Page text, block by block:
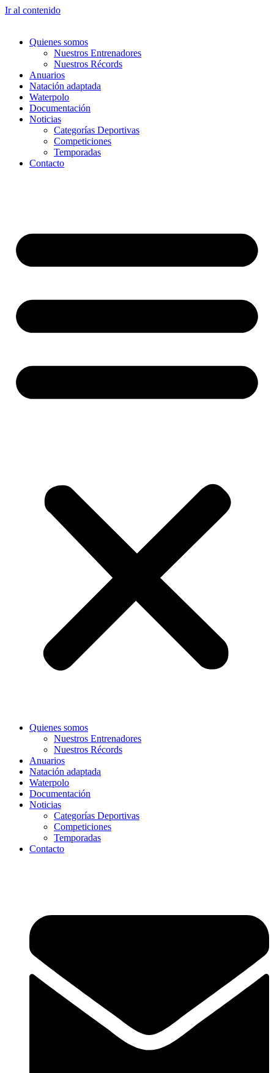
Ir al contenido
Quienes somos
Nuestros Entrenadores
Nuestros Récords
Anuarios
Natación adaptada
Waterpolo
Documentación
Noticias
Categorías Deportivas
Competiciones
Temporadas
Contacto
Quienes somos
Nuestros Entrenadores
Nuestros Récords
Anuarios
Natación adaptada
Waterpolo
Documentación
Noticias
Categorías Deportivas
Competiciones
Temporadas
Contacto